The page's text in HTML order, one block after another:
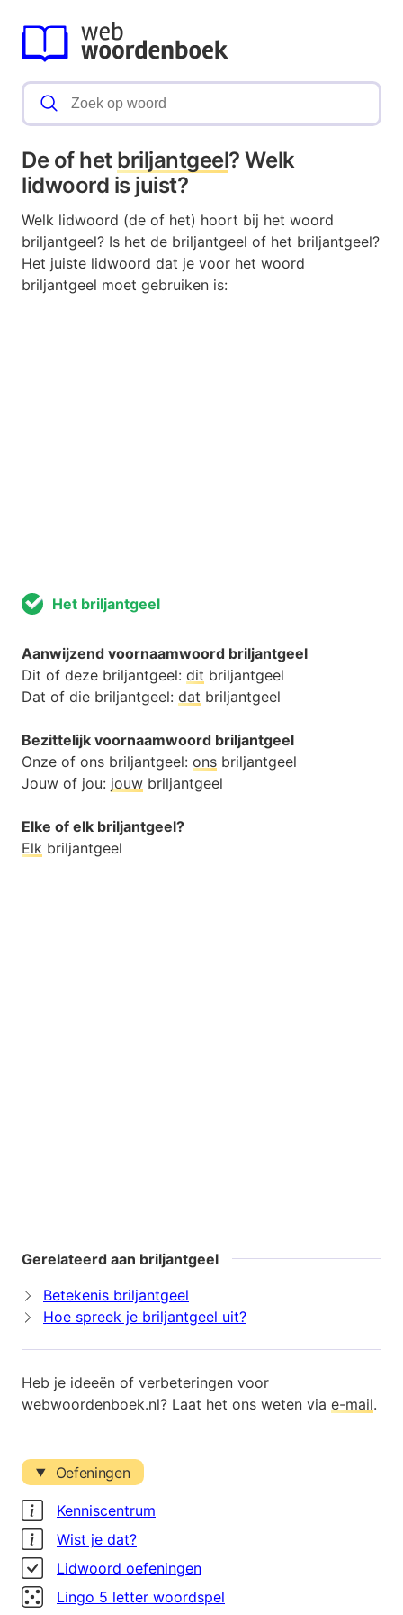
De of het briljantgeel? Welk
lidwoord is juist?
Welk lidwoord (de of het) hoort bij het woord
briljantgeel? Is het de briljantgeel of het briljantgeel?
Het juiste lidwoord dat je voor het woord
briljantgeel moet gebruiken is:
Het briljantgeel
Aanwijzend voornaamwoord briljantgeel
Dit of deze briljantgeel: dit briljantgeel
Dat of die briljantgeel: dat briljantgeel
Bezittelijk voornaamwoord briljantgeel
Onze of ons briljantgeel: ons briljantgeel
Jouw of jou: jouw briljantgeel
Elke of elk briljantgeel?
Elk briljantgeel
Gerelateerd aan briljantgeel
Betekenis briljantgeel
Hoe spreek je briljantgeel uit?
Heb je ideeën of verbeteringen voor
webwoordenboek.nl? Laat het ons weten via e-mail.
Oefeningen
Kenniscentrum
Wist je dat?
Lidwoord oefeningen
Lingo 5 letter woordspel